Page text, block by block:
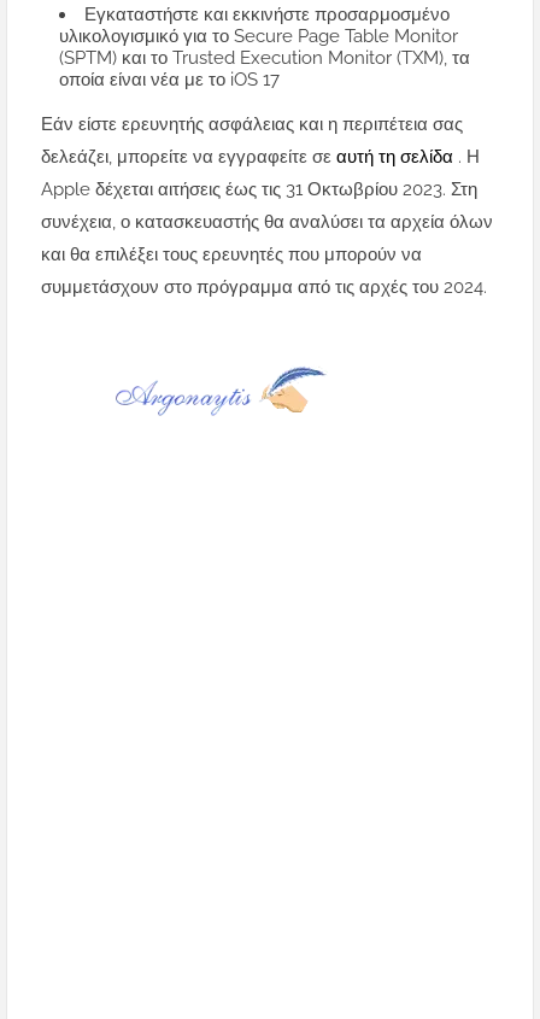
Εγκαταστήστε και εκκινήστε προσαρμοσμένο
υλικολογισμικό για το Secure Page Table Monitor
(SPTM) και το Trusted Execution Monitor (TXM), τα
οποία είναι νέα με το iOS 17
Εάν είστε ερευνητής ασφάλειας και η περιπέτεια σας
δελεάζει, μπορείτε να εγγραφείτε σε αυτή τη σελίδα . Η
Apple δέχεται αιτήσεις έως τις 31 Οκτωβρίου 2023. Στη
συνέχεια, ο κατασκευαστής θα αναλύσει τα αρχεία όλων
και θα επιλέξει τους ερευνητές που μπορούν να
συμμετάσχουν στο πρόγραμμα από τις αρχές του 2024.